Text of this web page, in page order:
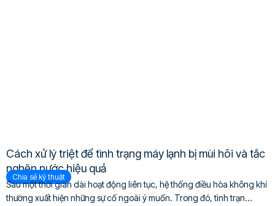
Cách xử lý triệt để tình trạng máy lạnh bị mùi hôi và tắc
nghẽn nước hiệu quả
Chia sẻ kỹ thuật
Sau một thời gian dài hoạt động liên tục, hệ thống điều hòa không khí
thường xuất hiện những sự cố ngoài ý muốn. Trong đó, tình trạn...